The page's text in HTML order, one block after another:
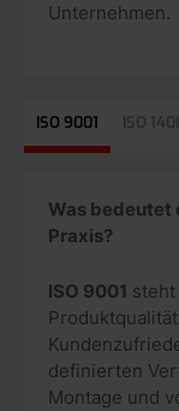
Unternehmen.
ISO 9001 ISO
Was bedeutet
Praxis?
ISO 9001
definierten
Montage und